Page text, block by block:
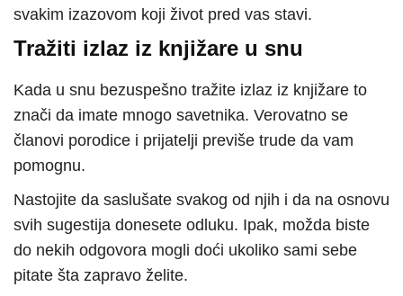
svakim izazovom koji život pred vas stavi.
Tražiti izlaz iz knjižare u snu
Kada u snu bezuspešno tražite izlaz iz knjižare to
znači da imate mnogo savetnika. Verovatno se
članovi porodice i prijatelji previše trude da vam
pomognu.
Nastojite da saslušate svakog od njih i da na osnovu
svih sugestija donesete odluku. Ipak, možda biste
do nekih odgovora mogli doći ukoliko sami sebe
pitate šta zapravo želite.